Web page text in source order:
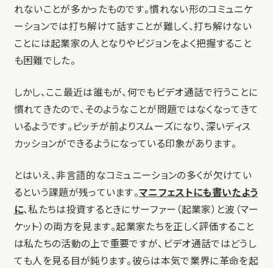
れないことが多かったものです。慣れない形のコミュニケ
ーションでは打ち解けて話すことが難しく、打ち解けない
ことには起業家の人となりやビジョンをよく把握すること
も困難でした。
しかし、ここ最近は誰もが、何でもビデオ通話で行うことに
慣れてきたので、そのようなことが問題ではなくなってきて
いるようです。ピッチが前よりスムーズになり、深いディス
カッションができるようになっている印象があります。
とはいえ、非言語的なコミュニーションの多くが欠けてい
るという課題が残っています。マニフェストにも書いたよう
に、私たちは投資するときにサーファー（起業家）と波（マー
ケット）の両方を見ます。起業家たちを正しく評価すること
は私たちの活動の上で重要ですが、ビデオ通話ではどうし
ても人を見る目が鈍ります。彼らは本気で業界に革命を起